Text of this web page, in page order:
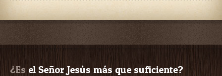
¿Es el Señor Jesús más que suficiente?